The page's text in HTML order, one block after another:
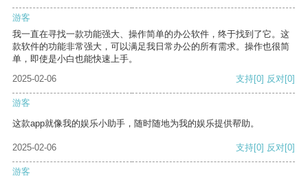
游客
我一直在寻找一款功能强大、操作简单的办公软件，终于找到了它。这
款软件的功能非常强大，可以满足我日常办公的所有需求。操作也很简
单，即使是小白也能快速上手。
2025-02-06
支持[0] 反对[0]
游客
这款app就像我的娱乐小助手，随时随地为我的娱乐提供帮助。
2025-02-06 支持[0] 反对[0]
游客